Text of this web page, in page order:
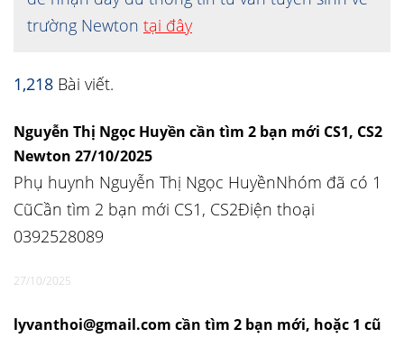
trường Newton tại đây
1,218 Bài viết.
Nguyễn Thị Ngọc Huyền cần tìm 2 bạn mới CS1, CS2
Newton 27/10/2025
Phụ huynh Nguyễn Thị Ngọc HuyềnNhóm đã có 1
CũCần tìm 2 bạn mới CS1, CS2Điện thoại
0392528089
27/10/2025
lyvanthoi@gmail.com cần tìm 2 bạn mới, hoặc 1 cũ